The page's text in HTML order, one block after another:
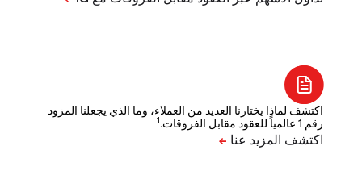
اكتشف لماذا يختارنا العديد من العملاء، وما الذي يجعلنا المزود
رقم 1 عالمياً للعقود مقابل الفروقات.
1